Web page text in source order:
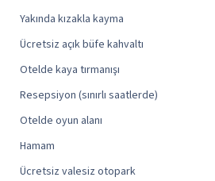
Yakında kızakla kayma
Ücretsiz açık büfe kahvaltı
Otelde kaya tırmanışı
Resepsiyon (sınırlı saatlerde)
Otelde oyun alanı
Hamam
Ücretsiz valesiz otopark